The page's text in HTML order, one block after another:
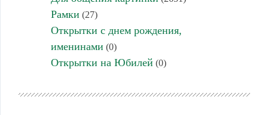
Рамки (27)
Открытки с днем рождения,
именинами (0)
Открытки на Юбилей (0)